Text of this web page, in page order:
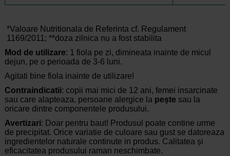
*Valoare Nutritionala de Referinta cf. Regulament
1169/2011; **doza zilnica nu a fost stabilita
Mod de utilizare: 1 fiola pe zi, dimineata inainte de micul
dejun, pe o perioada de 3-6 luni.
Agitati bine fiola inainte de utilizare!
Contraindicatii: copii mai mici de 12 ani, femei insarcinate
sau care alapteaza, persoane alergice la pește sau la
oricare dintre componentele produsului.
Avertizari: Doar pentru baut! Produsul poate contine urme
de precipitat. Orice variatie de culoare sau gust se datoreaza
ingredientelor naturale continute in produs. Calitatea și
eficacitatea produsului raman neschimbate.